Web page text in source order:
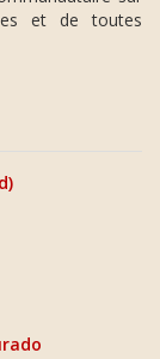
et de toutes